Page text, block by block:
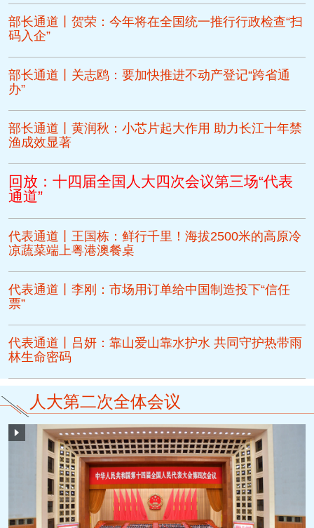
部长通道丨贺荣：今年将在全国统一推行行政检查“扫
码入企”
部长通道丨关志鸥：要加快推进不动产登记“跨省通
办”
部长通道丨黄润秋：小芯片起大作用 助力长江十年禁
渔成效显著
回放：十四届全国人大四次会议第三场“代表
通道”
代表通道丨王国栋：鲜行千里！海拔2500米的高原冷
凉蔬菜端上粤港澳餐桌
代表通道丨李刚：市场用订单给中国制造投下“信任
票”
代表通道丨吕妍：靠山爱山靠水护水 共同守护热带雨
林生命密码
人大第二次全体会议